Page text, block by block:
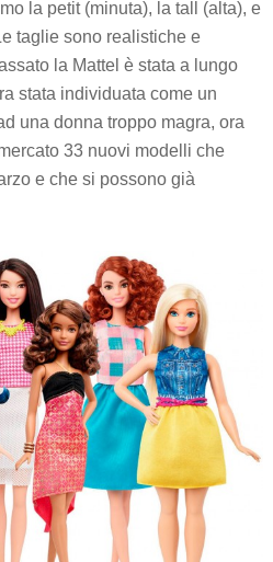
la petit (minuta), la tall (alta), e
taglie sono realistiche e
la Mattel è stata a lungo
stata individuata come un
una donna troppo magra, ora
33 nuovi modelli che
e che si possono già